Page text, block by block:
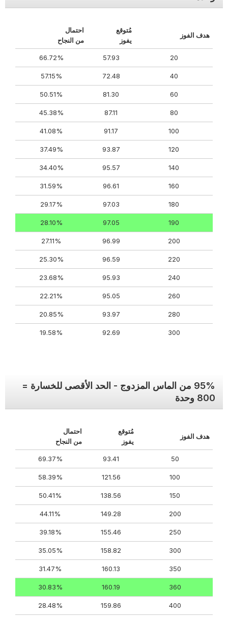
هدف الفوز
مُتوقع
يفوز
احتمال
من النجاح
20
57.93
66.72%
40
72.48
57.15%
60
81.30
50.51%
80
87.11
45.38%
100
91.17
41.08%
120
93.87
37.49%
140
95.57
34.40%
160
96.61
31.59%
180
97.03
29.17%
190
97.05
28.10%
200
96.99
27.11%
220
96.59
25.30%
240
95.93
23.68%
260
95.05
22.21%
280
93.97
20.85%
300
92.69
19.58%
95% من الماس المزدوج - الحد الأقصى للخسارة =
800 وحدة
هدف الفوز
مُتوقع
يفوز
احتمال
من النجاح
50
93.41
69.37%
100
121.56
58.39%
150
138.56
50.41%
200
149.28
44.11%
250
155.46
39.18%
300
158.82
35.05%
350
160.13
31.47%
360
160.19
30.83%
400
159.86
28.48%